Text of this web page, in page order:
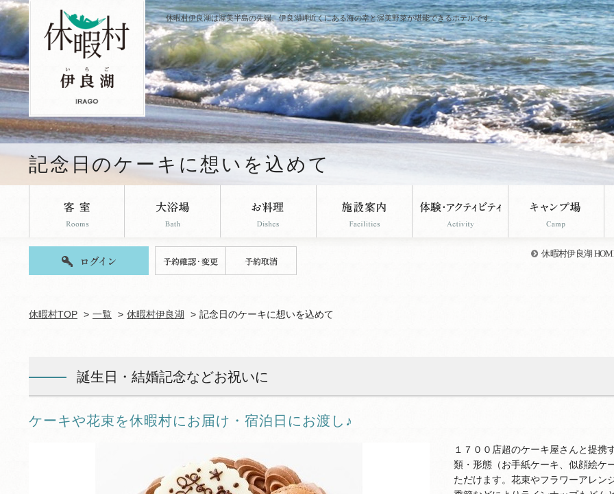
休暇村伊良湖は渥美半島の先端、伊良湖岬近くにある海の幸と渥美野菜が堪能できるホテルです。
記念日のケーキに想いを込めて
休暇村伊良湖
休暇村TOP 一覧 休暇村伊良湖 記念日のケーキに想いを込めて
誕生日・結婚記念などお祝いに
ケーキや花束を休暇村にお届け・宿泊日にお渡し♪
１７００店超のケーキ屋さんと提携
類・形態（お手紙ケーキ、似顔絵ケ
ただけます。花束やフラワーアレン